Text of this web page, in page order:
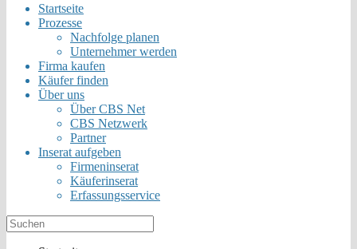
Startseite
Prozesse
Nachfolge planen
Unternehmer werden
Firma kaufen
Käufer finden
Über uns
Über CBS Net
CBS Netzwerk
Partner
Inserat aufgeben
Firmeninserat
Käuferinserat
Erfassungsservice